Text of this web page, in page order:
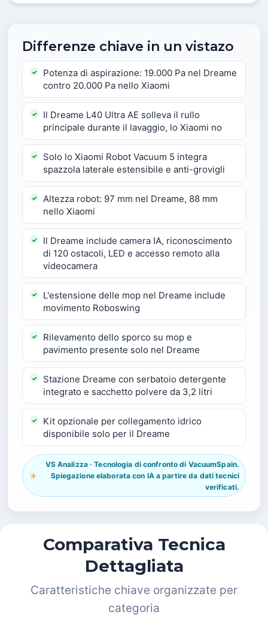
Differenze chiave in un vistazo
Potenza di aspirazione: 19.000 Pa nel Dreame
contro 20.000 Pa nello Xiaomi
Il Dreame L40 Ultra AE solleva il rullo
principale durante il lavaggio, lo Xiaomi no
Solo lo Xiaomi Robot Vacuum 5 integra
spazzola laterale estensibile e anti-grovigli
Altezza robot: 97 mm nel Dreame, 88 mm
nello Xiaomi
Il Dreame include camera IA, riconoscimento
di 120 ostacoli, LED e accesso remoto alla
videocamera
L'estensione delle mop nel Dreame include
movimento Roboswing
Rilevamento dello sporco su mop e
pavimento presente solo nel Dreame
Stazione Dreame con serbatoio detergente
integrato e sacchetto polvere da 3,2 litri
Kit opzionale per collegamento idrico
disponibile solo per il Dreame
VS Analizza · Tecnologia di confronto di VacuumSpain.
Spiegazione elaborata con IA a partire da dati tecnici
verificati.
Comparativa Tecnica
Dettagliata
Caratteristiche chiave organizzate per
categoria